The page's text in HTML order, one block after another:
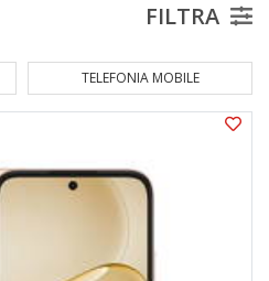
FILTRA
TELEFONIA MOBILE